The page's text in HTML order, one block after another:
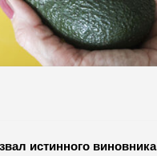
истинного виновника